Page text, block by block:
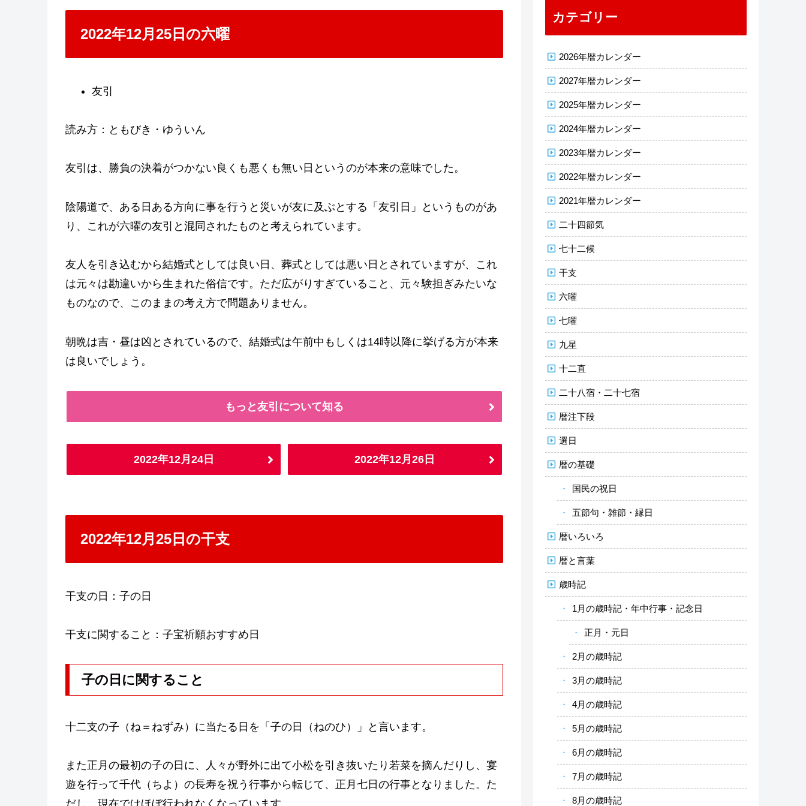
2022年12月25日の六曜
友引
読み方：ともびき・ゆういん
友引は、勝負の決着がつかない良くも悪くも無い日というのが本来の意味でした。
陰陽道で、ある日ある方向に事を行うと災いが友に及ぶとする「友引日」というものがあ
り、これが六曜の友引と混同されたものと考えられています。
友人を引き込むから結婚式としては良い日、葬式としては悪い日とされていますが、これ
は元々は勘違いから生まれた俗信です。ただ広がりすぎていること、元々験担ぎみたいな
ものなので、このままの考え方で問題ありません。
朝晩は吉・昼は凶とされているので、結婚式は午前中もしくは14時以降に挙げる方が本来
は良いでしょう。
もっと友引について知る
2022年12月24日 2022年12月26日
2022年12月25日の干支
干支の日：子の日
干支に関すること：子宝祈願おすすめ日
子の日に関すること
十二支の子（ね＝ねずみ）に当たる日を「子の日（ねのひ）」と言います。
また正月の最初の子の日に、人々が野外に出て小松を引き抜いたり若菜を摘んだりし、宴
遊を行って千代（ちよ）の長寿を祝う行事から転じて、正月七日の行事となりました。た
だし、現在ではほぼ行われなくなっています。
カテゴリー
2026年暦カレンダー
2027年暦カレンダー
2025年暦カレンダー
2024年暦カレンダー
2023年暦カレンダー
2022年暦カレンダー
2021年暦カレンダー
二十四節気
七十二候
干支
六曜
七曜
九星
十二直
二十八宿・二十七宿
暦注下段
選日
暦の基礎
国民の祝日
五節句・雑節・縁日
暦いろいろ
暦と言葉
歳時記
1月の歳時記・年中行事・記念日
正月・元日
2月の歳時記
3月の歳時記
4月の歳時記
5月の歳時記
6月の歳時記
7月の歳時記
8月の歳時記